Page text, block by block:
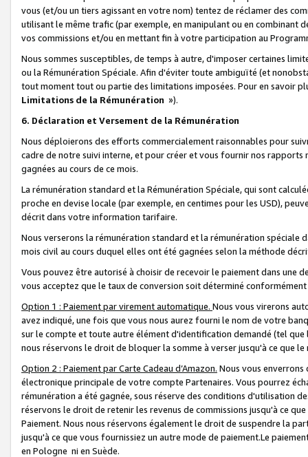
vous (et/ou un tiers agissant en votre nom) tentez de réclamer des
utilisant le même trafic (par exemple, en manipulant ou en combinant
vos commissions et/ou en mettant fin à votre participation au
Nous sommes susceptibles, de temps à autre, d'imposer certaines
ou la Rémunération Spéciale. Afin d'éviter toute ambiguïté (et
tout moment tout ou partie des limitations imposées. Pour en savoir
Limitations de la Rémunération »).
6. Déclaration et Versement de la Rémunération
Nous déploierons des efforts commercialement raisonnables pour
cadre de notre suivi interne, et pour créer et vous fournir nos
gagnées au cours de ce mois.
La rémunération standard et la Rémunération Spéciale, qui sont
proche en devise locale (par exemple, en centimes pour les USD),
décrit dans votre information tarifaire.
Nous verserons la rémunération standard et la rémunération spéciale
mois civil au cours duquel elles ont été gagnées selon la méthode
Vous pouvez être autorisé à choisir de recevoir le paiement dans une
vous acceptez que le taux de conversion soit déterminé
Option 1 : Paiement par virement automatique. Nous vous virerons
avez indiqué, une fois que vous nous aurez fourni le nom de votre
sur le compte et toute autre élément d'identification demandé (tel que
nous réservons le droit de bloquer la somme à verser jusqu'à ce que
Option 2 : Paiement par Carte Cadeau d’Amazon. Nous vous
électronique principale de votre compte Partenaires. Vous pourrez
rémunération a été gagnée, sous réserve des conditions d'utilisation
réservons le droit de retenir les revenus de commissions jusqu'à ce
Paiement. Nous nous réservons également le droit de suspendre la
jusqu'à ce que vous fournissiez un autre mode de paiement.Le
en Pologne ni en Suède.